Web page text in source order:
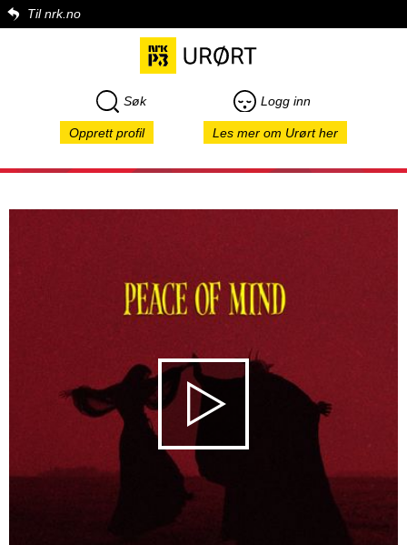
Til nrk.no
Søk Logg inn
Opprett profil Les mer om Urørt her